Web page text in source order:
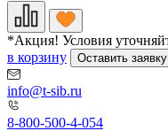
*Акция! Условия
в корзину
Оставить заявку
info@t-sib.ru
8-800-500-4-054